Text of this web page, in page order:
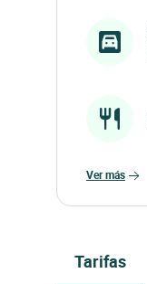
ver más
Tarifas